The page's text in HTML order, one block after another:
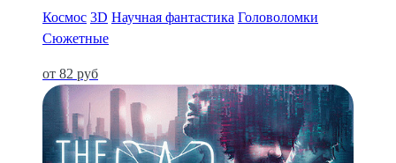
Космос 3D Научная фантастика Головоломки
Сюжетные
от 82 руб